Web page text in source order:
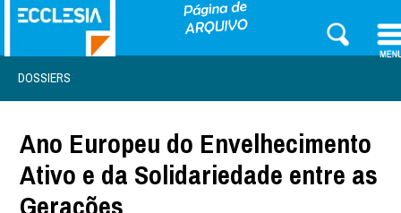
DOSSIERS
Ano Europeu do Envelhecimento
Ativo e da Solidariedade entre as
Gerações